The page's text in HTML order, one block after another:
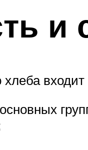
и
хлеба